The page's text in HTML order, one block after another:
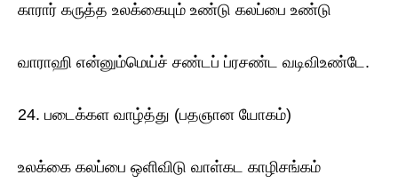
காரார் கருத்த உலக்கையும் உண்டு கலப்பை உண்டு
வாராஹி என்னும்மெய்ச் சண்டப் ப்ரசண்ட வடிவிஉண்டே.
24. படைக்கள வாழ்த்து (பதஞான யோகம்)
உலக்கை கலப்பை ஒளிவிடு வாள்கட காழிசங்கம்